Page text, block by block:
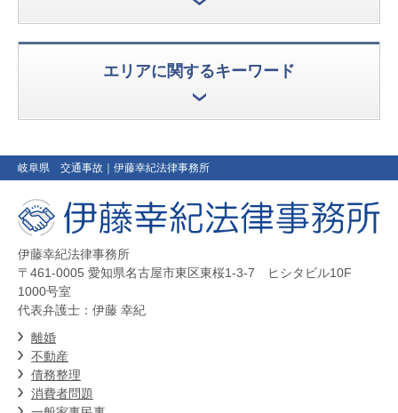
エリアに関するキーワード
岐阜県 交通事故 ｜伊藤幸紀法律事務所
伊藤幸紀法律事務所
〒461-0005 愛知県名古屋市東区東桜1-3-7 ヒシタビル10F
1000号室
代表弁護士：伊藤 幸紀
離婚
不動産
債務整理
消費者問題